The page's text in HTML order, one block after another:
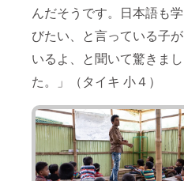
んだそうです。日本語も学
びたい、と言っている子が
いるよ、と聞いて驚きまし
た。」（タイキ 小４）